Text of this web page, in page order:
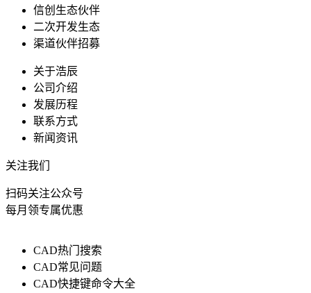
信创生态伙伴
二次开发生态
渠道伙伴招募
关于浩辰
公司介绍
发展历程
联系方式
新闻资讯
关注我们
扫码关注公众号
每月领专属优惠
CAD热门搜索
CAD常见问题
CAD快捷键命令大全